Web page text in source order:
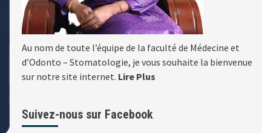
Au nom de toute l’équipe de la faculté de Médecine et
d’Odonto – Stomatologie, je vous souhaite la bienvenue
sur notre site internet. Lire Plus
Suivez-nous sur Facebook